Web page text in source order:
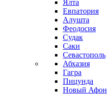
Ялта
Евпатория
Алушта
Феодосия
Судак
Саки
Севастополь
Абхазия
Гагра
Пицунда
Новый Афон